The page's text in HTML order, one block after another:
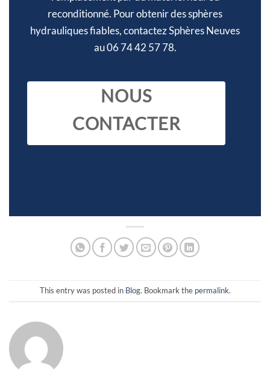
reconditionné. Pour obtenir des sphères
hydrauliques fiables, contactez Sphères Neuves
au 06 74 42 57 78.
NOUS
CONTACTER
This entry was posted in Blog. Bookmark the permalink.